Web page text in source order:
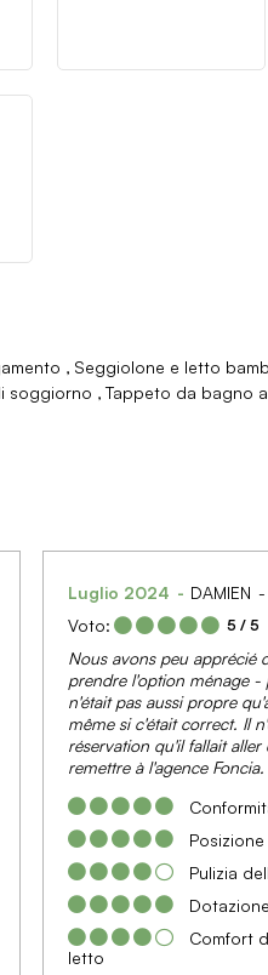
Seggiolone e letto
soggiorno Tappeto da bagno
Luglio 2024 DAMIEN
Voto:
5 / 5
Nous avons peu apprécié
prendre l'option ménage -
n'était pas aussi propre
même si c'était correct. Il
réservation qu'il fallait aller
remettre à l'agence Foncia.
Pulizia
Comfort
letto